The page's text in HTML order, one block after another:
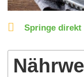
Springe direkt